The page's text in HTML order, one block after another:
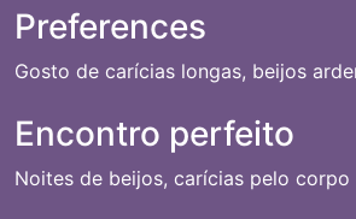
Preferences
Gosto de carícias longas, beijos
Encontro perfeito
Noites de beijos, carícias pelo